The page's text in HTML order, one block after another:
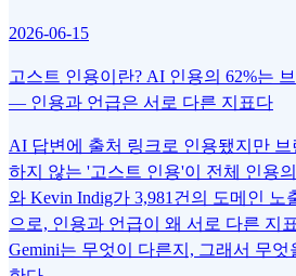
2026-06-15
고스트 인용이란? AI 인용의 62%는
— 인용과 언급은 서로 다른 지표다
AI 답변에 출처 링크로 인용됐지만
하지 않는 '고스트 인용'이 전체 인용의
와 Kevin Indig가 3,981건의 도메인
으로, 인용과 언급이 왜 서로 다른 지
Gemini는 무엇이 다른지, 그래서 무엇